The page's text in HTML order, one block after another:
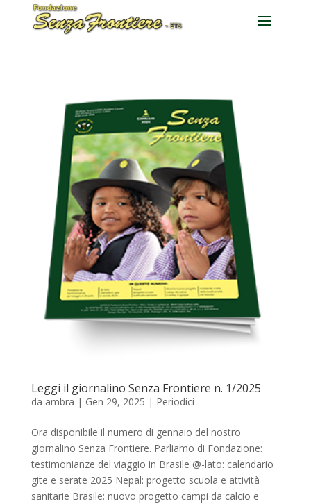
Leggi il giornalino Senza Frontiere n. 1/2025
da ambra | Gen 29, 2025 | Periodici
Ora disponibile il numero di gennaio del nostro
giornalino Senza Frontiere. Parliamo di Fondazione:
testimonianze del viaggio in Brasile @-lato: calendario
gite e serate 2025 Nepal: progetto scuola e attività
sanitarie Brasile: nuovo progetto campi da calcio e